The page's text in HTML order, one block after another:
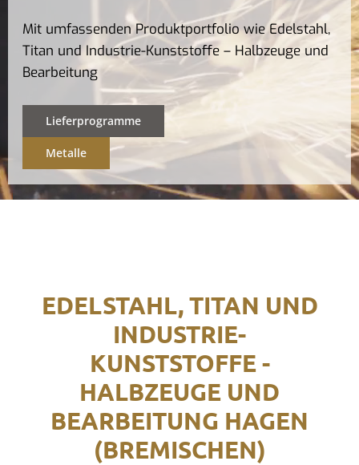
Mit umfassenden Produktportfolio wie Edelstahl,
Titan und Industrie-Kunststoffe – Halbzeuge und
Bearbeitung
Lieferprogramme
Metalle
EDELSTAHL, TITAN UND
INDUSTRIE-
KUNSTSTOFFE -
HALBZEUGE UND
BEARBEITUNG HAGEN
(BREMISCHEN)